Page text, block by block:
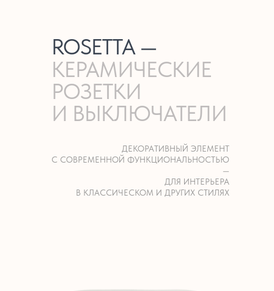
ROSETTA —
КЕРАМИЧЕСКИЕ
РОЗЕТКИ
И ВЫКЛЮЧАТЕЛИ
ДЕКОРАТИВНЫЙ ЭЛЕМЕНТ
С СОВРЕМЕННОЙ ФУНКЦИОНАЛЬНОСТЬЮ
—
ДЛЯ ИНТЕРЬЕРА
В КЛАССИЧЕСКОМ И ДРУГИХ СТИЛЯХ